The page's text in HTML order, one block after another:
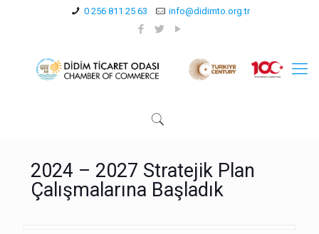
0 256 811 25 63 info@didimto.org.tr
2024 – 2027 Stratejik Plan
Çalışmalarına Başladık